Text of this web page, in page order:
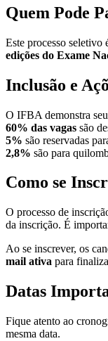
Quem Pode
Este processo seletivo
edições do Exame
Inclusão e
O IFBA demonstra
60% das vagas são
5% são reservadas
2,8% são para
Como se
O processo de
da inscrição. É
Ao se inscrever, os
mail ativa para
Datas
Fique atento ao
mesma data.